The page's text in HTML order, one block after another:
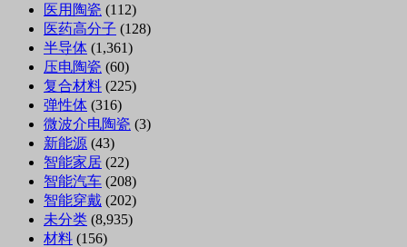
医用陶瓷 (112)
医药高分子 (128)
半导体 (1,361)
压电陶瓷 (60)
复合材料 (225)
弹性体 (316)
微波介电陶瓷 (3)
新能源 (43)
智能家居 (22)
智能汽车 (208)
智能穿戴 (202)
未分类 (8,935)
材料 (156)